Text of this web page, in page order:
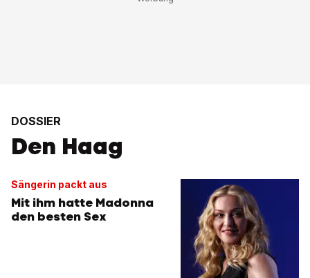
DOSSIER
Den Haag
Sängerin packt aus
Mit ihm hatte Madonna
den besten Sex